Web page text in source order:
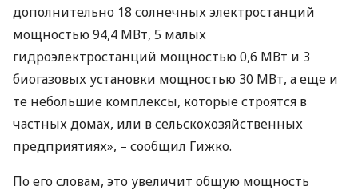
дополнительно 18 солнечных электростанций
мощностью 94,4 МВт, 5 малых
гидроэлектростанций мощностью 0,6 МВт и 3
биогазовых установки мощностью 30 МВт, а еще и
те небольшие комплексы, которые строятся в
частных домах, или в сельскохозяйственных
предприятиях», – сообщил Гижко.
По его словам, это увеличит общую мощность